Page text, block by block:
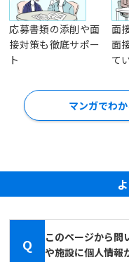
応募書類の添削や面
接対策も徹底サポー
ト
面
面
て
マンガでわ
Q
このページから問
や施設に個人情報